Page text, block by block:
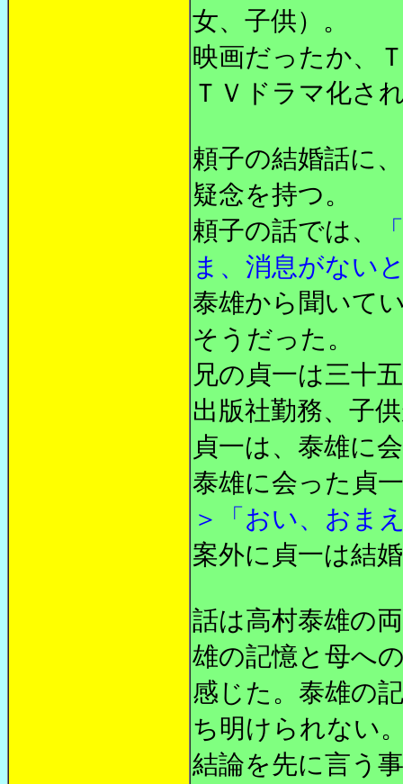
女、子供）。
映画だったか、
ＴＶドラマ化さ
頼子の結婚話に
疑念を持つ。
頼子の話では、
ま、消息がない
泰雄から聞いて
そうだった。
兄の貞一は三十
出版社勤務、子
貞一は、泰雄に
泰雄に会った貞
＞「おい、おま
案外に貞一は結
話は高村泰雄の
雄の記憶と母へ
感じた。泰雄の
ち明けられない
結論を先に言う